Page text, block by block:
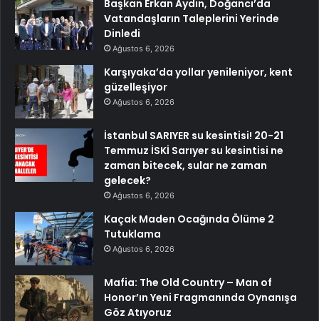
Başkan Erkan Aydın, Doğancı’da
Vatandaşların Taleplerini Yerinde
Dinledi
Ağustos 6, 2026
Karşıyaka’da yollar yenileniyor, kent
güzelleşiyor
Ağustos 6, 2026
İstanbul SARIYER su kesintisi! 20-21
Temmuz İSKİ Sarıyer su kesintisi ne
zaman bitecek, sular ne zaman
gelecek?
Ağustos 6, 2026
Kaçak Maden Ocağında Ölüme 2
Tutuklama
Ağustos 6, 2026
Mafia: The Old Country – Man of
Honor’ın Yeni Fragmanında Oynanışa
Göz Atıyoruz